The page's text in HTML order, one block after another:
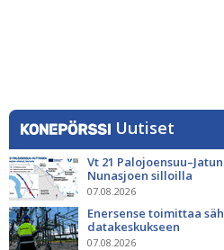
Uutiset
Vt 21
Nunasjoen silloilla
07.08.2026
Enersense toimittaa
datakeskukseen
07.08.2026